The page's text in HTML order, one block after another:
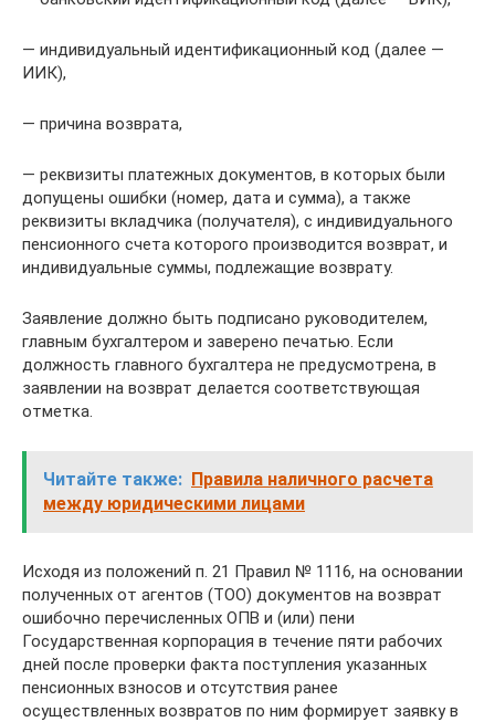
— индивидуальный идентификационный код (далее —
ИИК),
— причина возврата,
— реквизиты платежных документов, в которых были
допущены ошибки (номер, дата и сумма), а также
реквизиты вкладчика (получателя), с индивидуального
пенсионного счета которого производится возврат, и
индивидуальные суммы, подлежащие возврату.
Заявление должно быть подписано руководителем,
главным бухгалтером и заверено печатью. Если
должность главного бухгалтера не предусмотрена, в
заявлении на возврат делается соответствующая
отметка.
Читайте также: Правила наличного расчета
между юридическими лицами
Исходя из положений п. 21 Правил № 1116, на основании
полученных от агентов (ТОО) документов на возврат
ошибочно перечисленных ОПВ и (или) пени
Государственная корпорация в течение пяти рабочих
дней после проверки факта поступления указанных
пенсионных взносов и отсутствия ранее
осуществленных возвратов по ним формирует заявку в